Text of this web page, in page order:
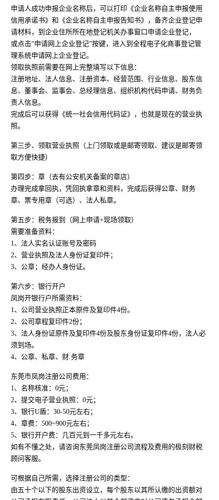
申请人成功申报企业名称后，可以打印《企业名称自主申报使用
信用承诺书》和《企业名称自主申报告知书》，备齐企业登记申
请材料，到企业住所所在地登记机关办事窗口申请企业登记，
或点击“申请网上企业登记”按键，进入到全程电子化商事登记管
理系统申请网上企业登记。
领取执照前需要在网上完整填写以下信息：
注册地址、法人信息、注册资本、经营范围、行业信息、股东信
息、董事会、监事会、总经理信息、组织机构代码申请、财务负
责人信息。
完成后可以获得《统一社会信用代码证》，也就是现在的营业执
照。
第三步、领取营业执照（上门领取或是邮寄领取、建议是邮寄领
取方便快捷）
第四步：章（去有公安机关备案的章店）
办理完成拿回执，凭回执拿章和资料，完成后获得公章、财务
章、票专用章（可选）、法人私章。
第五步：税务报到（网上申请+现场领取）
需要准备资料：
1、法人实名认证账号及密码
2、营业执照及法人身份证复印件；
3、公章；经办人身份证。
第六步：银行开户
凤岗开银行户所需资料：
1、公司营业执照正本原件及复印件4份。
2、公司章程复印件2份；
3、法人身份证原件及复印件4份及股东身份证复印件4份，法人必
须到场。
4、公章、私章、财.务章
东莞市凤岗注册公司费用：
1、名称核准：0元；
2、提交电子营业执照：0元；
3、银行U盾：30-50元左右；
4、章费：500~900元左右；
5、银行开户费：几百元到一千多元左右。
如有不懂之处，请咨询东莞凤岗注册公司流程及费用的极刻财税
顾问客服。
可根据自己所需，选择注册公司的类型：
由五十个以下的股东出资设立，每个股东以其所认缴的出资额对